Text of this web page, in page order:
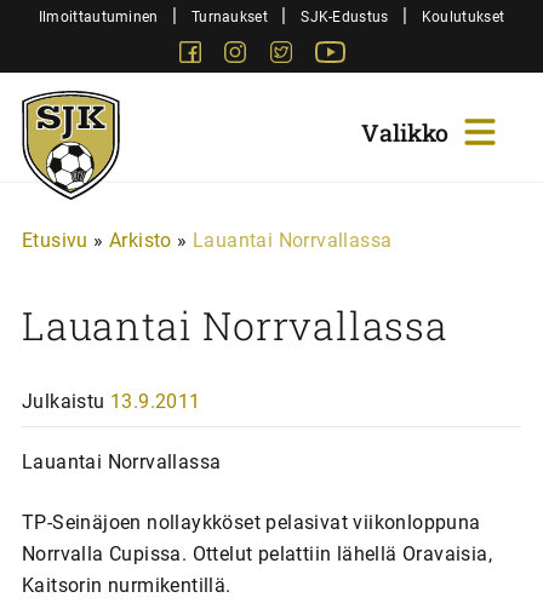
SiirryIlmoittautuminen | Turnaukset | SJK-Edustus | Koulutukset
FacebookInstagram
Twitter
Sjk-
Juniorit
Etusivu » Arkisto » Lauantai Norrvallassa
Lauantai Norrvallassa
Julkaistu 13.9.2011
Lauantai Norrvallassa
TP-Seinäjoen nollaykköset pelasivat viikonloppuna
Norrvalla Cupissa. Ottelut pelattiin lähellä Oravaisia,
Kaitsorin nurmikentillä.